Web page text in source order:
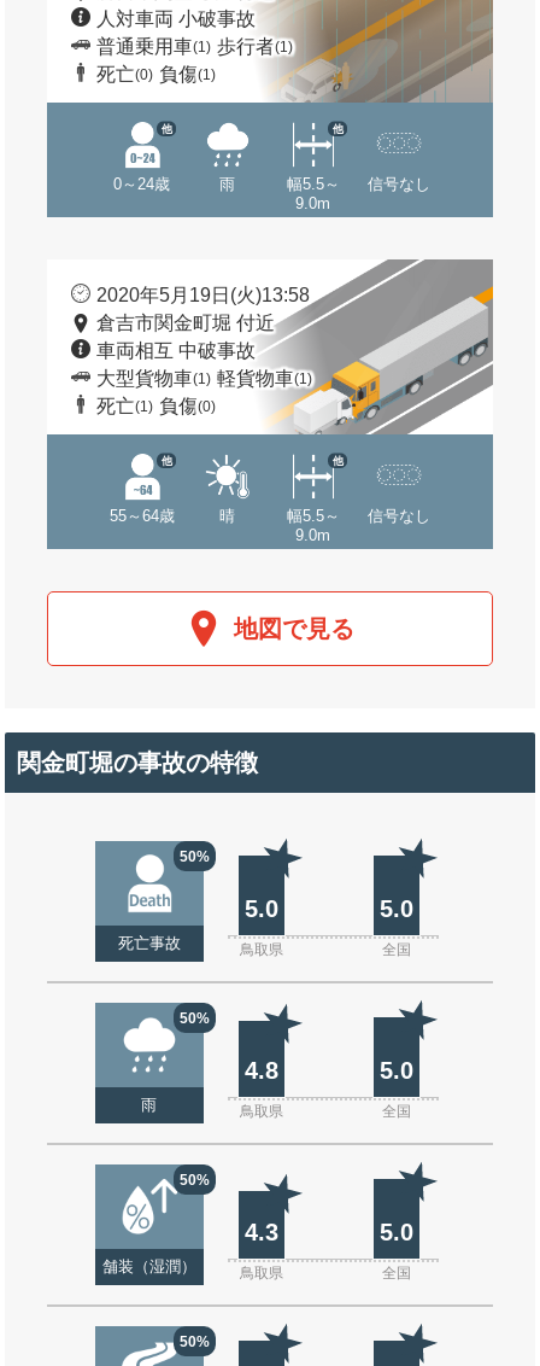
人対車両 小破事故
普通乗用車(1) 歩行者(1)
死亡(0) 負傷(1)
0～24歳
他
雨
幅5.5～
9.0m
他
信号なし
2020年5月19日(火)13:58
倉吉市関金町堀 付近
車両相互 中破事故
大型貨物車(1) 軽貨物車(1)
死亡(1) 負傷(0)
55～64歳
他
晴
幅5.5～
9.0m
他
信号なし
地図で見る
関金町堀の事故の特徴
50%
死亡事故
5.0 5.0
鳥取県 全国
50%
雨
4.8 5.0
鳥取県 全国
50%
舗装（湿潤）
4.3 5.0
鳥取県 全国
50%